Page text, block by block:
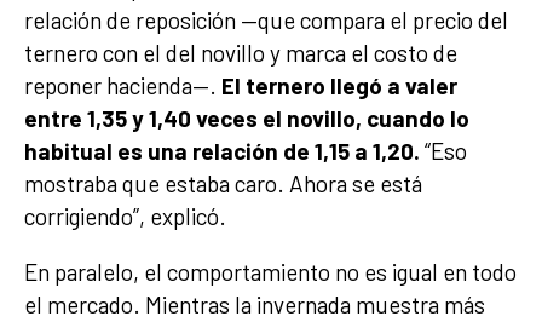
relación de reposición —que compara el precio del
ternero con el del novillo y marca el costo de
reponer hacienda—. El ternero llegó a valer
entre 1,35 y 1,40 veces el novillo, cuando lo
habitual es una relación de 1,15 a 1,20. “Eso
mostraba que estaba caro. Ahora se está
corrigiendo”, explicó.
En paralelo, el comportamiento no es igual en todo
el mercado. Mientras la invernada muestra más